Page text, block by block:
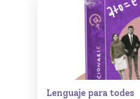
Lenguaje para todes